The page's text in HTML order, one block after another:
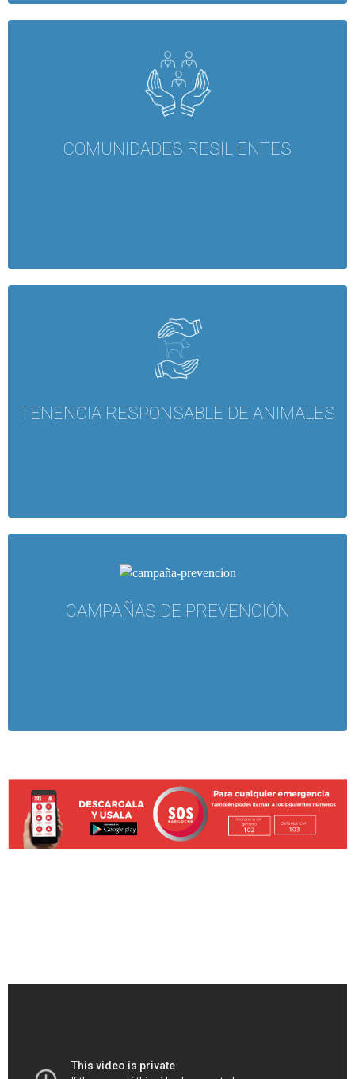
COMUNIDADES RESILIENTES
TENENCIA RESPONSABLE DE ANIMALES
CAMPAÑAS DE PREVENCIÓN